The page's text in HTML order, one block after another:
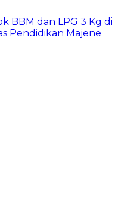
BBM dan LPG 3 Kg di
Pendidikan Majene